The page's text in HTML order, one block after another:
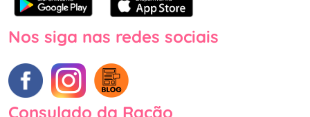
Nos siga nas redes sociais
Consulado da Ração